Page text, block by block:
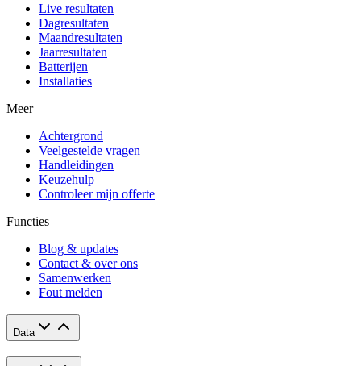
Live resultaten
Dagresultaten
Maandresultaten
Jaarresultaten
Batterijen
Installaties
Meer
Achtergrond
Veelgestelde vragen
Handleidingen
Keuzehulp
Controleer mijn offerte
Functies
Blog & updates
Contact & over ons
Samenwerken
Fout melden
Data